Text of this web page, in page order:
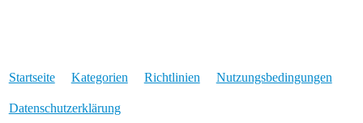
Startseite Kategorien Richtlinien Nutzungsbedingungen
Datenschutzerklärung